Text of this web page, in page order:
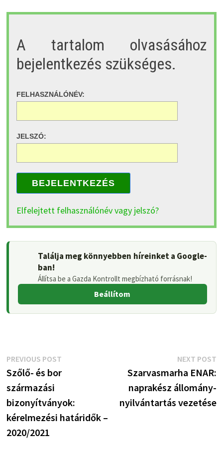
A tartalom olvasásához
bejelentkezés szükséges.
FELHASZNÁLÓNÉV:
JELSZÓ:
BEJELENTKEZÉS
Elfelejtett felhasználónév vagy jelszó?
Találja meg könnyebben híreinket a Google-
ban!
Állítsa be a Gazda Kontrollt megbízható forrásnak!
Beállítom
Bejegyzés
navigáció
PREVIOUS POSTPrevious
post:
Szőlő- és bor
származási
bizonyítványok:
kérelmezési határidők –
2020/2021
NEXT POST
Szarvasmarha ENAR:
naprakész állomány-
nyilvántartás vezetése